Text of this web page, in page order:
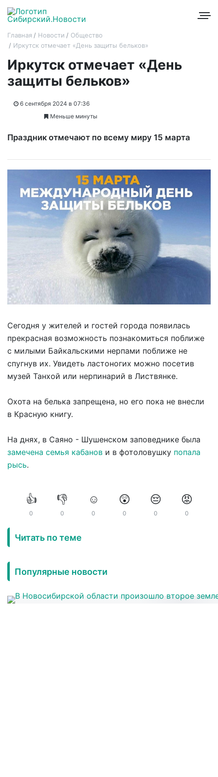
Главная Новости
Общество
Иркутск отмечает «День защиты бельков»
Иркутск отмечает «День
защиты бельков»
6 сентября 2024 в 07:36
Меньше минуты
Праздник отмечают по всему миру 15 марта
Сегодня у жителей и гостей города появилась
прекрасная возможность познакомиться поближе
с милыми Байкальскими нерпами поближе не
спугнув их. Увидеть ластоногих можно посетив
музей Танхой или нерпинарий в Листвянке.
Охота на белька запрещена, но его пока не внесли
в Красную книгу.
На днях, в Саяно - Шушенском заповеднике была
замечена семья кабанов и в фотоловушку попала
рысь.
👍
0
👎
0
☺️
0
😲
0
😔
0
😡
0
Читать по теме
Популярные новости